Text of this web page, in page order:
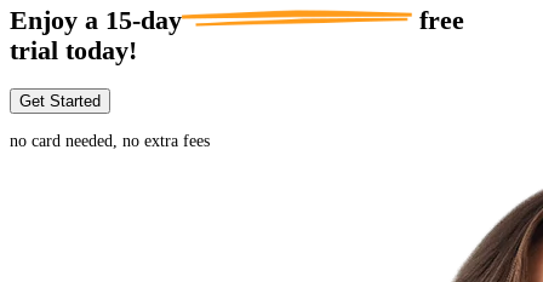
Enjoy a 15-day
free
trial today!
Get Started
no card needed, no extra fees